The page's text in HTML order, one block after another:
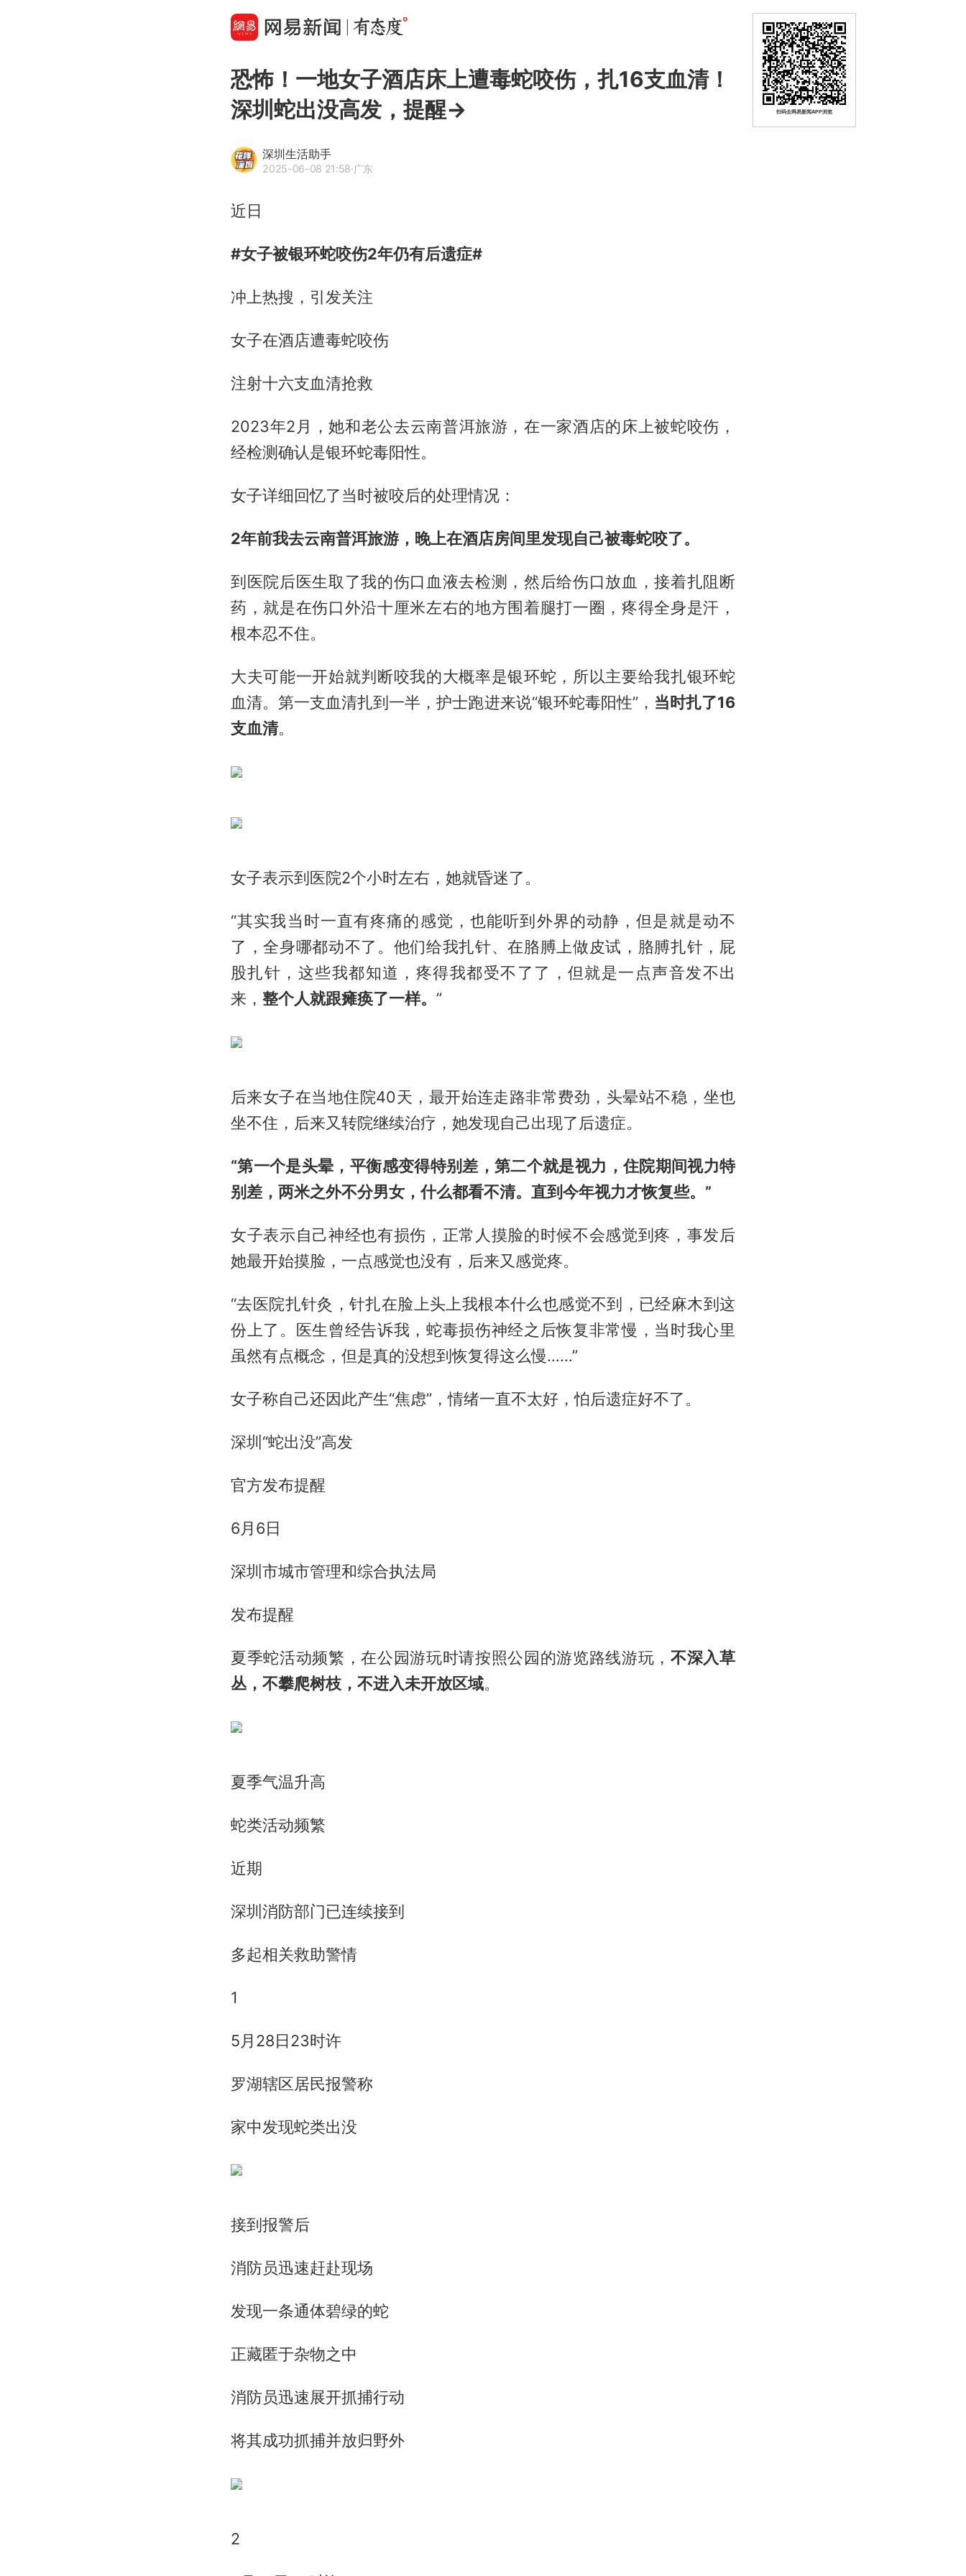
恐怖！一地女子酒店床上遭毒蛇咬伤，扎16支血清！
深圳蛇出没高发，提醒→
深圳生活助手
2025-06-08 21:58·广东
近日
#女子被银环蛇咬伤2年仍有后遗症#
冲上热搜，引发关注
女子在酒店遭毒蛇咬伤
注射十六支血清抢救
2023年2月，她和老公去云南普洱旅游，在一家酒店的床上被蛇咬伤，
经检测确认是银环蛇毒阳性。
女子详细回忆了当时被咬后的处理情况：
2年前我去云南普洱旅游，晚上在酒店房间里发现自己被毒蛇咬了。
到医院后医生取了我的伤口血液去检测，然后给伤口放血，接着扎阻断
药，就是在伤口外沿十厘米左右的地方围着腿打一圈，疼得全身是汗，
根本忍不住。
大夫可能一开始就判断咬我的大概率是银环蛇，所以主要给我扎银环蛇
血清。第一支血清扎到一半，护士跑进来说“银环蛇毒阳性”， 当时扎了16
支血清。
女子表示到医院2个小时左右，她就昏迷了。
“其实我当时一直有疼痛的感觉，也能听到外界的动静，但是就是动不
了，全身哪都动不了。他们给我扎针、在胳膊上做皮试，胳膊扎针，屁
股扎针，这些我都知道，疼得我都受不了了，但就是一点声音发不出
来， 整个人就跟瘫痪了一样。 ”
后来女子在当地住院40天，最开始连走路非常费劲，头晕站不稳，坐也
坐不住，后来又转院继续治疗，她发现自己出现了后遗症。
“第一个是头晕，平衡感变得特别差，第二个就是视力，住院期间视力特
别差，两米之外不分男女，什么都看不清。直到今年视力才恢复些。”
女子表示自己神经也有损伤，正常人摸脸的时候不会感觉到疼，事发后
她最开始摸脸，一点感觉也没有，后来又感觉疼。
“去医院扎针灸，针扎在脸上头上我根本什么也感觉不到，已经麻木到这
份上了。医生曾经告诉我，蛇毒损伤神经之后恢复非常慢，当时我心里
虽然有点概念，但是真的没想到恢复得这么慢……”
女子称自己还因此产生“焦虑”，情绪一直不太好，怕后遗症好不了。
深圳“蛇出没”高发
官方发布提醒
6月6日
深圳市城市管理和综合执法局
发布提醒
夏季蛇活动频繁，在公园游玩时请按照公园的游览路线游玩， 不深入草
丛，不攀爬树枝，不进入未开放区域。
夏季气温升高
蛇类活动频繁
近期
深圳消防部门已连续接到
多起相关救助警情
1
5月28日23时许
罗湖辖区居民报警称
家中发现蛇类出没
接到报警后
消防员迅速赶赴现场
发现一条通体碧绿的蛇
正藏匿于杂物之中
消防员迅速展开抓捕行动
将其成功抓捕并放归野外
2
扫码去网易新闻APP浏览